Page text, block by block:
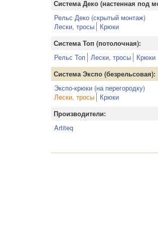
Система Деко (настенная под
Рельс Деко (скрытый монтаж)
Лески, тросы
Крюки
Система Топ (потолочная):
Рельс Топ Лески, тросы Крюки
Система Экспо (безрельсовая):
Экспо-крюки (на перегородку)
Лески, тросы
Крюки
Производители:
Artiteq